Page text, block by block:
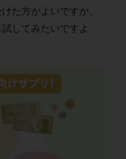
た方がよいですが、
してみたいですよ